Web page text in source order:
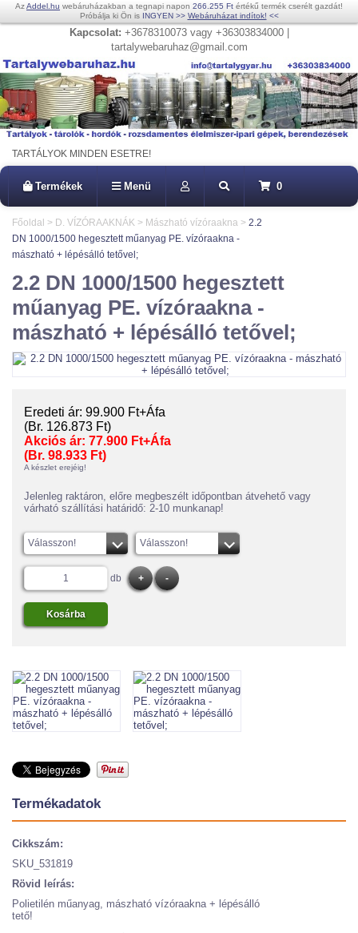
AzAddel.hu webáruházakban a tegnapi napon 266.255 Ft értékű termék cserélt gazdát!
Próbálja ki Ön is INGYEN >> Webáruházat indítok! <<
Kapcsolat: +3678310073 vagy +36303834000 |
tartalywebaruhaz@gmail.com
TARTÁLYOK MINDEN ESETRE!
Termékek Menü 0
Főoldal > D. VÍZÓRAAKNÁK > Mászható vízóraakna > 2.2
DN 1000/1500 hegesztett műanyag PE. vízóraakna -
mászható + lépésálló tetővel;
2.2 DN 1000/1500 hegesztett
műanyag PE. vízóraakna -
mászható + lépésálló tetővel;
Eredeti ár: 99.900 Ft+Áfa
(Br. 126.873 Ft)
Akciós ár: 77.900 Ft+Áfa
(Br. 98.933 Ft)
A készlet erejéig!
Jelenleg raktáron, előre megbeszélt időpontban átvehető vagy
várható szállítási határidő: 2-10 munkanap!
Válasszon! Válasszon!
db
Termékadatok
Cikkszám:
SKU_531819
Rövid leírás:
Polietilén műanyag, mászható vízóraakna + lépésálló
tető!